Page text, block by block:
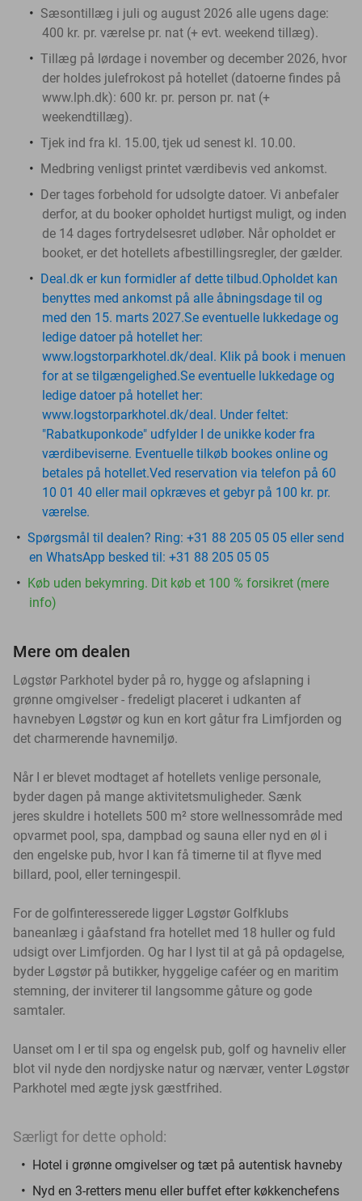
Sæsontillæg i juli og august 2026 alle ugens dage:
400 kr. pr. værelse pr. nat (+ evt. weekend tillæg).
Tillæg på lørdage i november og december 2026, hvor
der holdes julefrokost på hotellet (datoerne findes på
www.lph.dk): 600 kr. pr. person pr. nat (+
weekendtillæg).
Tjek ind fra kl. 15.00, tjek ud senest kl. 10.00.
Medbring venligst printet værdibevis ved ankomst.
Der tages forbehold for udsolgte datoer. Vi anbefaler
derfor, at du booker opholdet hurtigst muligt, og inden
de 14 dages fortrydelsesret udløber. Når opholdet er
booket, er det hotellets afbestillingsregler, der gælder.
Deal.dk er kun formidler af dette tilbud.Opholdet kan
benyttes med ankomst på alle åbningsdage til og
med den 15. marts 2027.Se eventuelle lukkedage og
ledige datoer på hotellet her:
www.logstorparkhotel.dk/deal. Klik på book i menuen
for at se tilgængelighed.Se eventuelle lukkedage og
ledige datoer på hotellet her:
www.logstorparkhotel.dk/deal. Under feltet:
"Rabatkuponkode" udfylder I de unikke koder fra
værdibeviserne. Eventuelle tilkøb bookes online og
betales på hotellet.Ved reservation via telefon på 60
10 01 40 eller mail opkræves et gebyr på 100 kr. pr.
værelse.
Spørgsmål til dealen? Ring: +31 88 205 05 05 eller send
en WhatsApp besked til: +31 88 205 05 05
Køb uden bekymring. Dit køb et 100 % forsikret (mere
info)
Mere om dealen
Løgstør Parkhotel byder på ro, hygge og afslapning i
grønne omgivelser - fredeligt placeret i udkanten af
havnebyen Løgstør og kun en kort gåtur fra Limfjorden og
det charmerende havnemiljø.
Når I er blevet modtaget af hotellets venlige personale,
byder dagen på mange aktivitetsmuligheder. Sænk
jeres skuldre i hotellets 500 m² store wellnessområde med
opvarmet pool, spa, dampbad og sauna eller nyd en øl i
den engelske pub, hvor I kan få timerne til at flyve med
billard, pool, eller terningespil.
For de golfinteresserede ligger Løgstør Golfklubs
baneanlæg i gåafstand fra hotellet med 18 huller og fuld
udsigt over Limfjorden. Og har I lyst til at gå på opdagelse,
byder Løgstør på butikker, hyggelige caféer og en maritim
stemning, der inviterer til langsomme gåture og gode
samtaler.
Uanset om I er til spa og engelsk pub, golf og havneliv eller
blot vil nyde den nordjyske natur og nærvær, venter Løgstør
Parkhotel med ægte jysk gæstfrihed.
Særligt for dette ophold:
Hotel i grønne omgivelser og tæt på autentisk havneby
Nyd en 3-retters menu eller buffet efter køkkenchefens